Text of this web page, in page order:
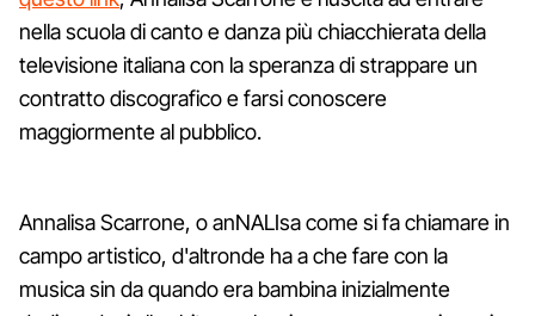
nella scuola di canto e danza più chiacchierata della
televisione italiana con la speranza di strappare un
contratto discografico e farsi conoscere
maggiormente al pubblico.
Annalisa Scarrone, o anNALIsa come si fa chiamare in
campo artistico, d'altronde ha a che fare con la
musica sin da quando era bambina inizialmente